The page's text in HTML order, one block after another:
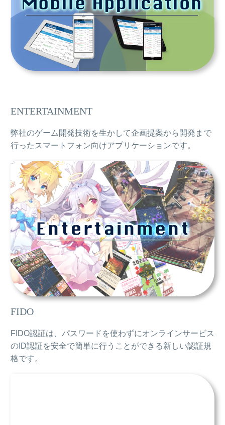
ENTERTAINMENT
弊社のゲーム開発技術を生かして企画提案から開発まで
行ったスマートフォン向けアプリケーションです。
FIDO
FIDO認証は、パスワードを使わずにオンラインサービス
のID認証を安全で簡単に行うことができる新しい認証規
格です。